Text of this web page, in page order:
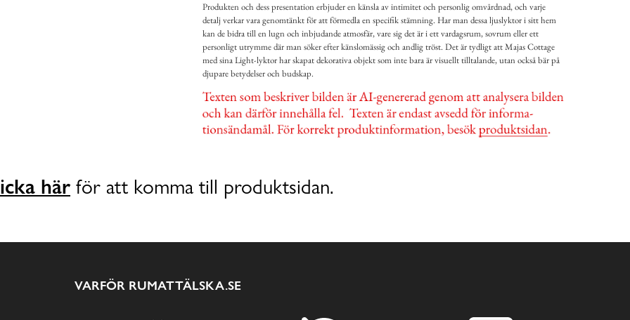
Produkten och dess presentation erbjuder en känsla av intimitet och personlig omvårdnad, och varje
detalj verkar vara genomtänkt för att förmedla en specifik stämning. Har man dessa ljuslyktor i sitt hem
kan de bidra till en lugn och inbjudande atmosfär, vare sig det är i ett vardagsrum, sovrum eller ett
personligt utrymme där man söker efter känslomässig och andlig tröst. Det är tydligt att Majas Cottage
med sina Light-lyktor har skapat dekorativa objekt som inte bara är visuellt tilltalande, utan också bär på
djupare betydelser och budskap.
här för att komma till produktsidan.
VARFÖR RUMATTÄLSKA.SE